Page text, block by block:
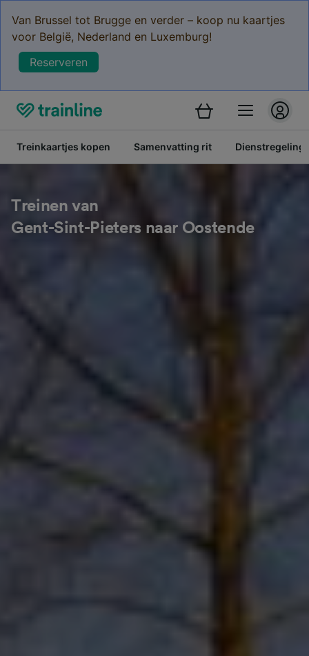
Van Brussel tot Brugge en verder – koop nu kaartjes
voor België, Nederland en Luxemburg!
Reserveren
Treinkaartjes kopen Samenvatting rit Dienstregeling
Treinen van
Gent-Sint-Pieters naar Oostende